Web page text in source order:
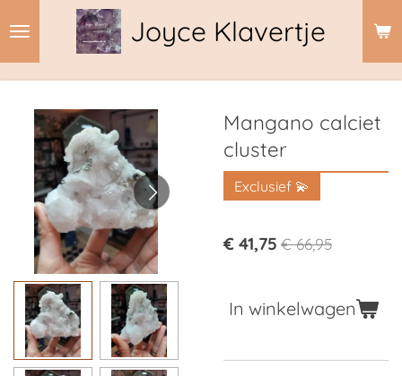
hoofdinhoud
Joyce Klavertje
Mangano calciet
cluster
Exclusief 💫
€ 41,75 € 66,95
In winkelwagen